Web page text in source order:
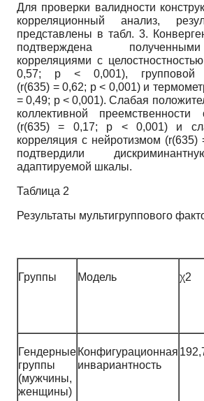
Для проверки валидности
корреляционный анализ,
представлены в табл. 3.
подтверждена
корреляциями с
0,57; p < 0,001), групповой
(r(635) = 0,62; p < 0,001) и
= 0,49; p < 0,001). Слабая
коллективной преемственности
(r(635) = 0,17; p < 0,001) и
корреляция с нейротизмом (r(635)
подтвердили
адаптируемой шкалы.
Таблица 2
Результаты мультигруппового
Группы Модель χ2
Гендерные
группы
(мужчины,
женщины)
Конфигурационная
инвариантность